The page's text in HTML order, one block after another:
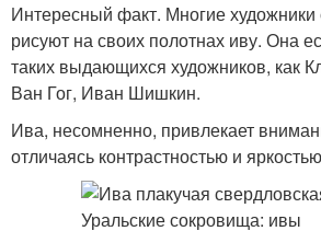
Интересный факт. Многие художники
рисуют на своих полотнах иву. Она
таких выдающихся художников, как
Ван Гог, Иван Шишкин.
Ива, несомненно, привлекает
отличаясь контрастностью и